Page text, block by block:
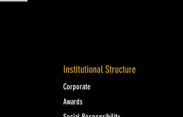
Institutional Structure
Corporate
Awards